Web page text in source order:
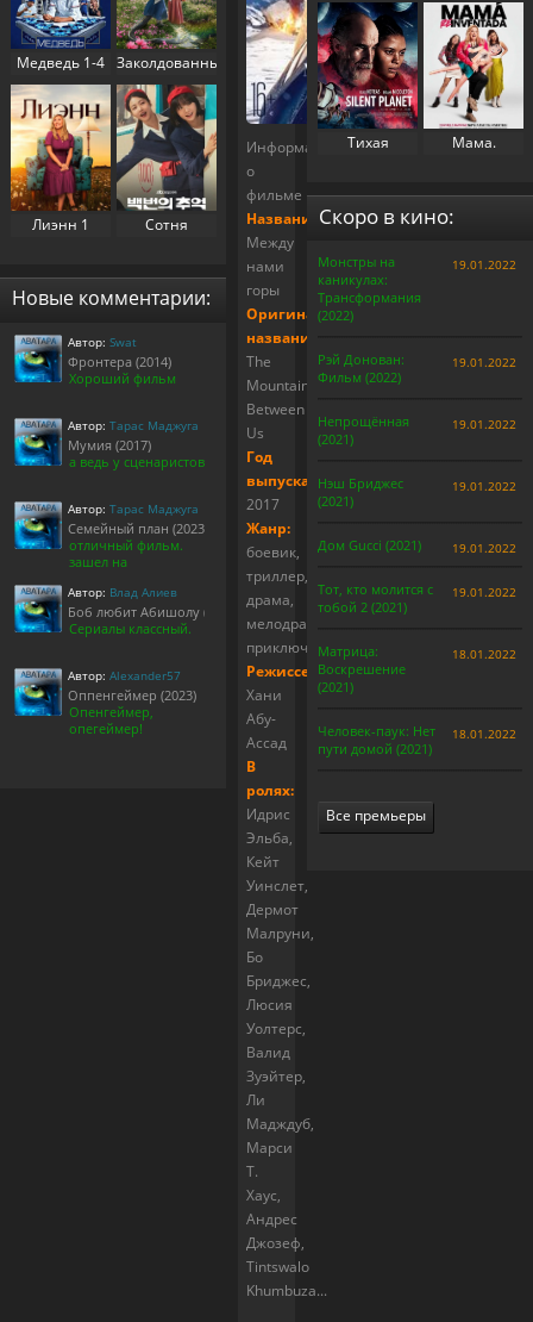
Информация
о
фильме
Название:
Между
нами
горы
Оригинальное
название:
The
Mountain
Between
Us
Год
выпуска:
2017
Жанр:
боевик,
триллер,
драма,
мелодрама,
приключения
Режиссер:
Хани
Абу-
Ассад
В
ролях:
Идрис
Эльба,
Кейт
Уинслет,
Дермот
Малруни,
Бо
Бриджес,
Люсия
Уолтерс,
Валид
Зуэйтер,
Ли
Мадждуб,
Марси
Т.
Хаус,
Андрес
Джозеф,
Tintswalo
Khumbuza...
Медведь 1-4
сезон (2022-
2025)
Заколдованный
дворец 1
сезон (2025)
Лиэнн 1
Сотня
номера 100 1
Новые комментарии:
Автор: Swat
Фронтера (2014)
Хороший фильм
Автор: Тарас Маджуга
Мумия (2017)
а ведь у сценаристов
Автор: Тарас Маджуга
Семейный план (2023)
отличный фильм.
зашел на
Автор: Влад Алиев
Боб любит Абишолу (1-5 сезон)
Сериалы классный.
Автор: Alexander57
Оппенгеймер (2023)
Опенгеймер,
опегеймер!
(2025)
Тихая
Мама.
Скоро в кино:
Монстры на
каникулах:
Трансформания
(2022)
19.01.2022
Рэй Донован:
Фильм (2022)
19.01.2022
Непрощённая
(2021)
19.01.2022
Нэш Бриджес
(2021)
19.01.2022
Дом Gucci (2021) 19.01.2022
Тот, кто молится с
тобой 2 (2021)
19.01.2022
Матрица:
Воскрешение
(2021)
18.01.2022
Человек-паук: Нет
пути домой (2021)
18.01.2022
Все премьеры